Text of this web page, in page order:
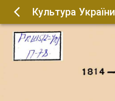
Культура України